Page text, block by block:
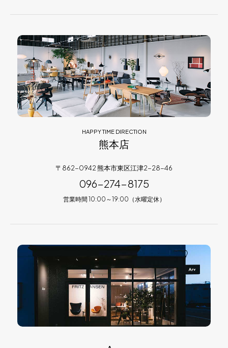
HAPPY TIME DIRECTION
熊本店
〒862-0942 熊本市東区江津2-28-46
096-274-8175
営業時間 10:00～19:00（水曜定休）